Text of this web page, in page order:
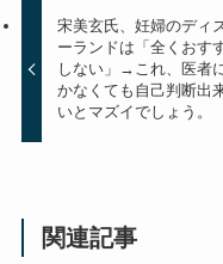
宋美玄氏、妊婦のディ
ーランドは「全くおす
しない」→これ、医者
かなくても自己判断出
いとマズイでしょう。
関連記事